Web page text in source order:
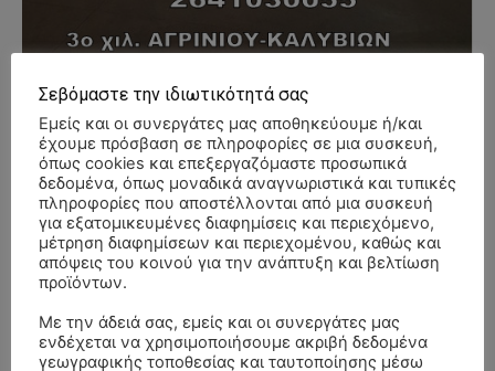
- Advertisment -
Σεβόμαστε την ιδιωτικότητά σας
Εμείς και οι συνεργάτες μας αποθηκεύουμε ή/και
έχουμε πρόσβαση σε πληροφορίες σε μια συσκευή,
όπως cookies και επεξεργαζόμαστε προσωπικά
δεδομένα, όπως μοναδικά αναγνωριστικά και τυπικές
πληροφορίες που αποστέλλονται από μια συσκευή
για εξατομικευμένες διαφημίσεις και περιεχόμενο,
μέτρηση διαφημίσεων και περιεχομένου, καθώς και
απόψεις του κοινού για την ανάπτυξη και βελτίωση
προϊόντων.
Με την άδειά σας, εμείς και οι συνεργάτες μας
ενδέχεται να χρησιμοποιήσουμε ακριβή δεδομένα
γεωγραφικής τοποθεσίας και ταυτοποίησης μέσω